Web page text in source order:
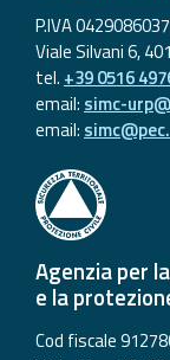
P.IVA
Viale Silvani 6,
tel. +39 0516
email: simc-
email:
Agenzia per
e la
Cod fiscale